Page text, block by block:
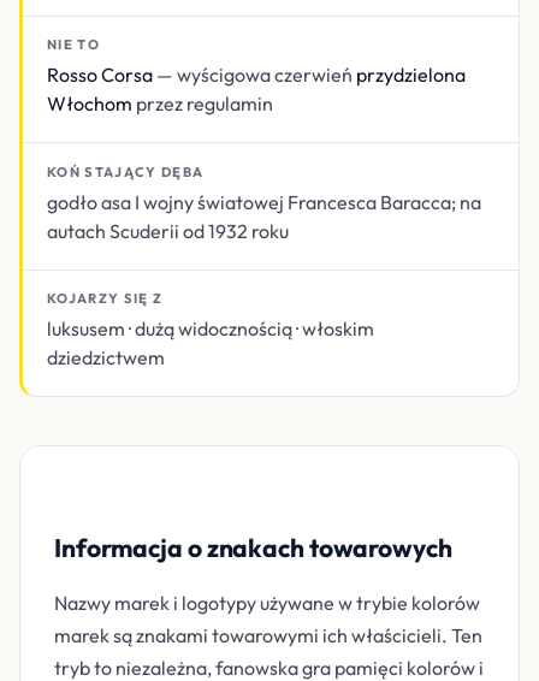
NIE TO
Rosso Corsa — wyścigowa czerwień przydzielona
Włochom przez regulamin
KOŃ STAJĄCY DĘBA
godło asa I wojny światowej Francesca Baracca; na
autach Scuderii od 1932 roku
KOJARZY SIĘ Z
luksusem · dużą widocznością · włoskim
dziedzictwem
Informacja o znakach towarowych
Nazwy marek i logotypy używane w trybie kolorów
marek są znakami towarowymi ich właścicieli. Ten
tryb to niezależna, fanowska gra pamięci kolorów i